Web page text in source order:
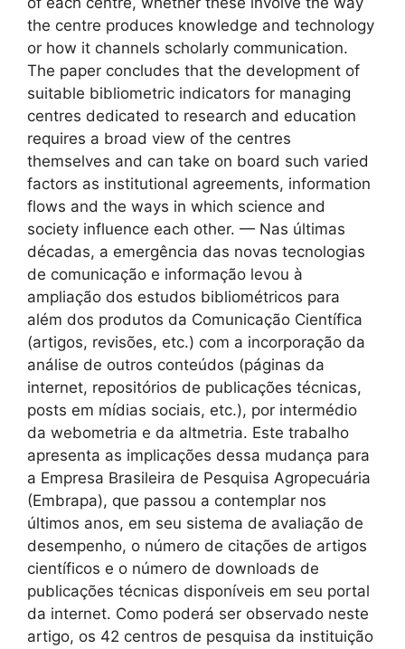
the centre produces knowledge and technology
or how it channels scholarly communication.
The paper concludes that the development of
suitable bibliometric indicators for managing
centres dedicated to research and education
requires a broad view of the centres
themselves and can take on board such varied
factors as institutional agreements, information
flows and the ways in which science and
society influence each other. — Nas últimas
décadas, a emergência das novas tecnologias
de comunicação e informação levou à
ampliação dos estudos bibliométricos para
além dos produtos da Comunicação Científica
(artigos, revisões, etc.) com a incorporação da
análise de outros conteúdos (páginas da
internet, repositórios de publicações técnicas,
posts em mídias sociais, etc.), por intermédio
da webometria e da altmetria. Este trabalho
apresenta as implicações dessa mudança para
a Empresa Brasileira de Pesquisa Agropecuária
(Embrapa), que passou a contemplar nos
últimos anos, em seu sistema de avaliação de
desempenho, o número de citações de artigos
científicos e o número de downloads de
publicações técnicas disponíveis em seu portal
da internet. Como poderá ser observado neste
artigo, os 42 centros de pesquisa da instituição